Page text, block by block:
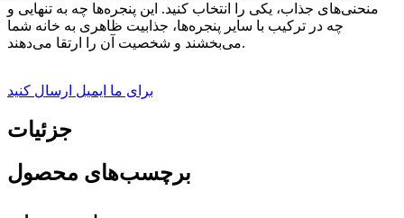
منحنی‌های جذاب، یکی را انتخاب کنید. این پنجره‌ها چه به تنهایی و
چه در ترکیب با سایر پنجره‌ها، جذابیت ظاهری به خانه شما
می‌بخشند و شخصیت آن را ارتقا می‌دهند.
برای ما ایمیل ارسال کنید
جزئیات
برچسب‌های محصول